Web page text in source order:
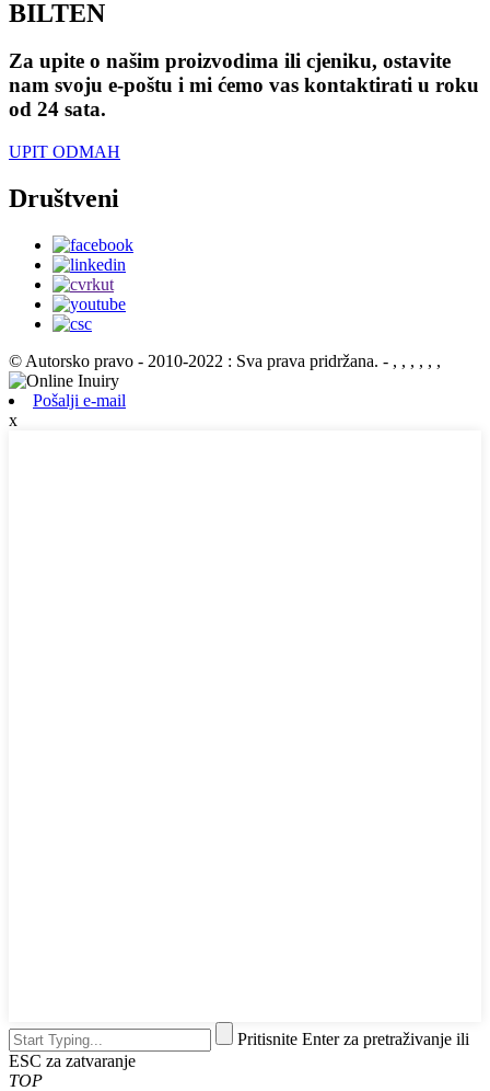
BILTEN
Za upite o našim proizvodima ili cjeniku, ostavite
nam svoju e-poštu i mi ćemo vas kontaktirati u roku
od 24 sata.
UPIT ODMAH
Društveni
© Autorsko pravo - 2010-2022 : Sva prava pridržana. - , , , , , ,
Pošalji e-mail
x
Pritisnite Enter za pretraživanje ili
ESC za zatvaranje
TOP